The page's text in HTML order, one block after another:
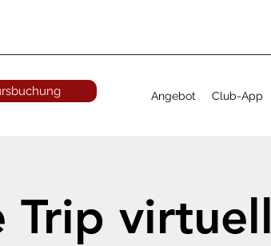
Angebot Club-App
Trip virtuell